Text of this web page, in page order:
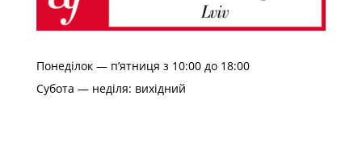
Понеділок — п’ятниця з 10:00 до 18:00
Субота — неділя: вихідний